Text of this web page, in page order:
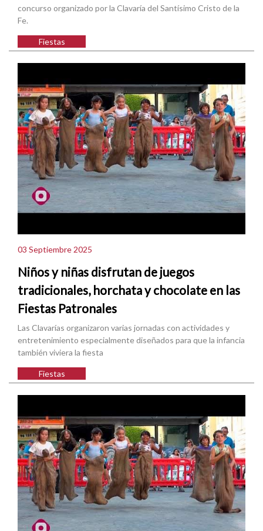
concurso organizado por la Clavaría del Santísimo Cristo de la
Fe.
Fiestas
03 Septiembre 2025
Niños y niñas disfrutan de juegos
tradicionales, horchata y chocolate en las
Fiestas Patronales
Las Clavarías organizaron varias jornadas con actividades y
entretenimiento especialmente diseñados para que la infancia
también viviera la fiesta
Fiestas